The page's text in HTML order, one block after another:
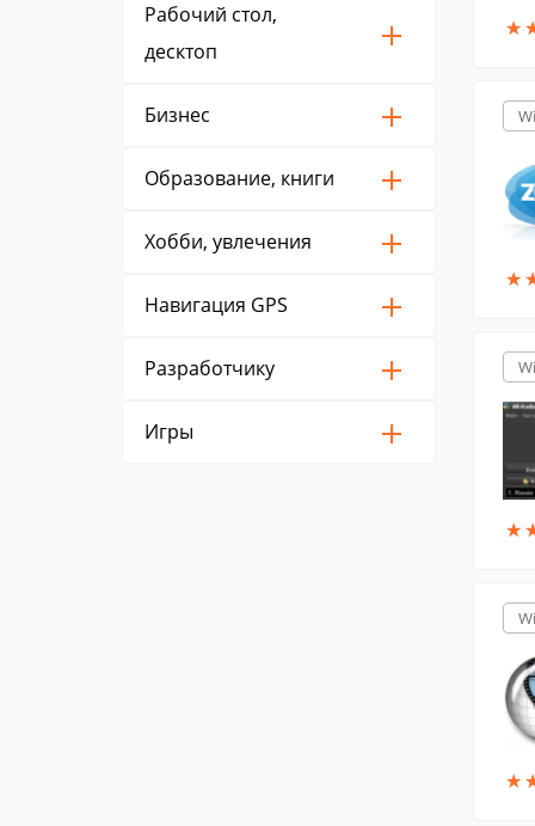
Рабочий стол,
десктоп
Бизнес
Образование, книги
Хобби, увлечения
Навигация GPS
Разработчику
Игры
★
★
★
★
★
★
★
★